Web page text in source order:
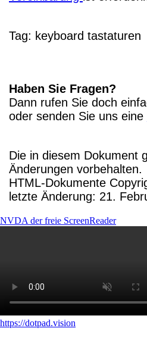
Tag: keyboard tastaturen
Haben Sie Fragen?
Dann rufen Sie doch
oder senden Sie uns eine
Die in diesem Dokument
Änderungen vorbehalten.
HTML-Dokumente
letzte Änderung: 21.
NVDA der freie ScreenReader
https://dotpad.vision